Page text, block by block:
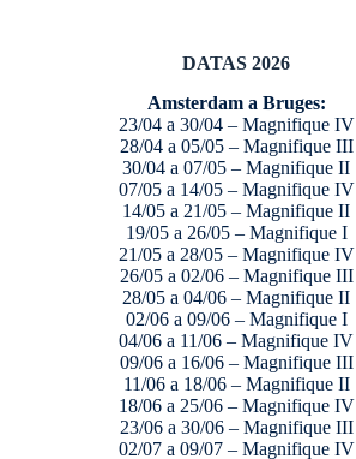
DATAS 2026
Amsterdam a Bruges:
23/04 a 30/04 – Magnifique IV
28/04 a 05/05 – Magnifique III
30/04 a 07/05 – Magnifique II
07/05 a 14/05 – Magnifique IV
14/05 a 21/05 – Magnifique II
19/05 a 26/05 – Magnifique I
21/05 a 28/05 – Magnifique IV
26/05 a 02/06 – Magnifique III
28/05 a 04/06 – Magnifique II
02/06 a 09/06 – Magnifique I
04/06 a 11/06 – Magnifique IV
09/06 a 16/06 – Magnifique III
11/06 a 18/06 – Magnifique II
18/06 a 25/06 – Magnifique IV
23/06 a 30/06 – Magnifique III
02/07 a 09/07 – Magnifique IV